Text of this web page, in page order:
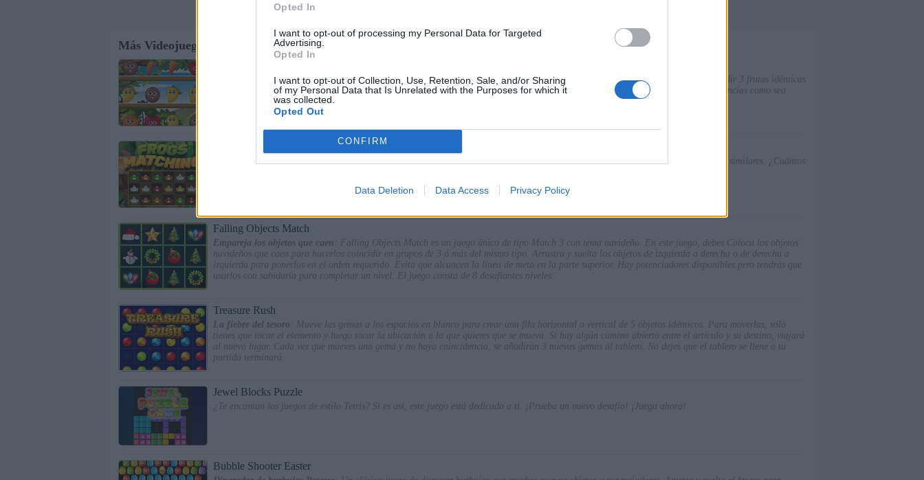
Opted In
I want to opt-out of processing my Personal Data for Targeted
Advertising.
Opted In
I want to opt-out of Collection, Use, Retention, Sale, and/or Sharing
of my Personal Data that Is Unrelated with the Purposes for which it
was collected.
Opted Out
CONFIRM
Data Deletion Data Access Privacy Policy
Más Videojuegos Bejeweled
Diversión agrícola: Recoge las frutas arrastrándolas y soltándolas desde el final de una fila hasta el final de otra para hacer coincidir 3 frutas idénticas
en una fila. Sigue haciendo esto antes de que las frutas lleguen al final de la cinta transportadora. Intenta conseguir tantas coincidencias como sea
posible para batir tu récord.
: Desliza una fila de caramelos horizontal o verticalmente para crear una fila horizontal o vertical de 3 o más ranas similares. ¿Cuántos
Falling Objects Match
Empareja los objetos que caen : Falling Objects Match es un juego único de tipo Match 3 con tema navideño. En este juego, debes Coloca los objetos
navideños que caen para hacerlos coincidir en grupos de 3 ó más del mismo tipo. Arrastra y suelta los objetos de izquierda a derecha o de derecha a
izquierda para ponerlos en el orden requerido. Evita que alcancen la línea de meta en la parte superior. Hay potenciadores disponibles pero tendrás que
usarlos con sabiduría para completar un nivel. El juego consta de 8 desafiantes niveles.
Treasure Rush
La fiebre del tesoro : Mueve las gemas a los espacios en blanco para crear una fila horizontal o vertical de 5 objetos idénticos. Para moverlas, sólo
tienes que tocar el elemento y luego tocar la ubicación a la que quieres que se mueva. Si hay algún camino abierto entre el artículo y su destino, viajará
al nuevo lugar. Cada vez que mueves una gema y no haya coincidencia, se añadirán 3 nuevas gemas al tablero. No dejes que el tablero se llene o tu
partida terminará.
Jewel Blocks Puzzle
¿Te encantan los juegos de estilo Tetris? Si es así, este juego está dedicado a ti. ¡Prueba un nuevo desafío! ¡Juega ahora!
Bubble Shooter Easter